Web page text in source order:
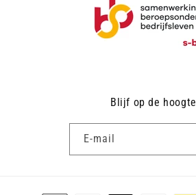
Blijf op de hoogte
E‑mail